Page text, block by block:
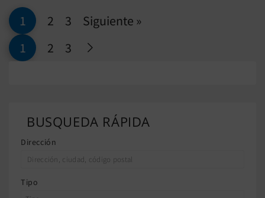
1 2 3
Siguiente »
1
2 3
BUSQUEDA RÁPIDA
Dirección
Tipo